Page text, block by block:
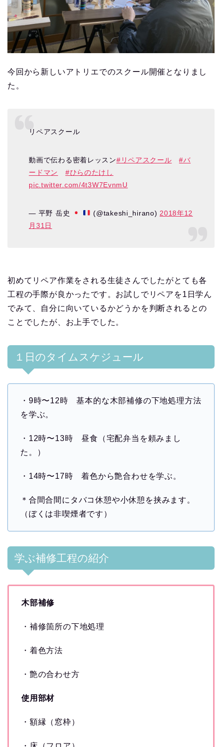
今回から新しいアトリエでのスクール開催となりまし
た。
リペアスクール
動画で伝わる密着レッスン#リペアスクール
#バ
ードマン
#ひらのたけし
pic.twitter.com/4t3W7EvnmU
— 平野 岳史 (@takeshi_hirano) 2018年12
月31日
初めてリペア作業をされる生徒さんでしたがとても各
工程の手際が良かったです。お試しでリペアを1日学ん
でみて、自分に向いているかどうかを判断されるとの
ことでしたが、お上手でした。
１日のタイムスケジュール
・9時〜12時 基本的な木部補修の下地処理方法
を学ぶ。
・12時〜13時 昼食（宅配弁当を頼みまし
た。）
・14時〜17時 着色から艶合わせを学ぶ。
＊合間合間にタバコ休憩や小休憩を挟みます。
（ぼくは非喫煙者です）
学ぶ補修工程の紹介
木部補修
・補修箇所の下地処理
・着色方法
・艶の合わせ方
使用部材
・額縁（窓枠）